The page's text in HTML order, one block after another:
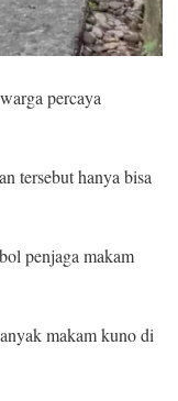
percaya
tersebut hanya bisa
penjaga makam
makam kuno di